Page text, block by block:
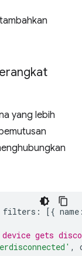
yang lebih
filters : [{ name
gets
,